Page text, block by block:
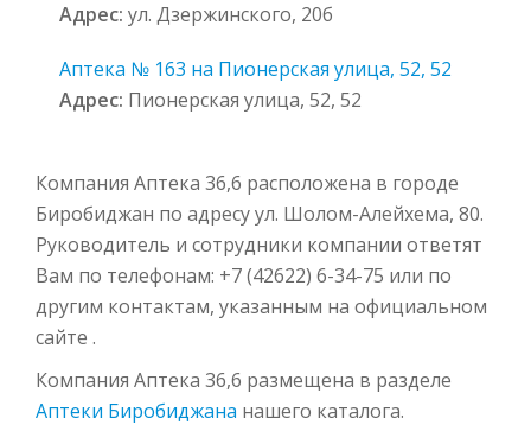
Адрес: ул. Дзержинского, 20б
Аптека № 163 на Пионерская улица, 52, 52
Адрес: Пионерская улица, 52, 52
Компания Аптека 36,6 расположена в городе
Биробиджан по адресу ул. Шолом-Алейхема, 80.
Руководитель и сотрудники компании ответят
Вам по телефонам: +7 (42622) 6-34-75 или по
другим контактам, указанным на официальном
сайте .
Компания Аптека 36,6 размещена в разделе
Аптеки Биробиджана нашего каталога.